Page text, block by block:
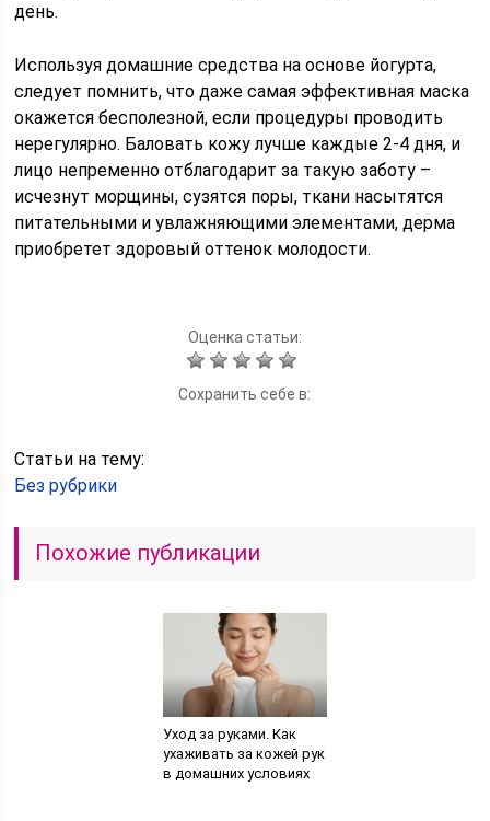
день.
Используя домашние средства на основе йогурта,
следует помнить, что даже самая эффективная маска
окажется бесполезной, если процедуры проводить
нерегулярно. Баловать кожу лучше каждые 2-4 дня, и
лицо непременно отблагодарит за такую заботу –
исчезнут морщины, сузятся поры, ткани насытятся
питательными и увлажняющими элементами, дерма
приобретет здоровый оттенок молодости.
Оценка статьи:
Сохранить себе в:
Статьи на тему:
Без рубрики
Похожие публикации
Уход за руками. Как
ухаживать за кожей рук
в домашних условиях